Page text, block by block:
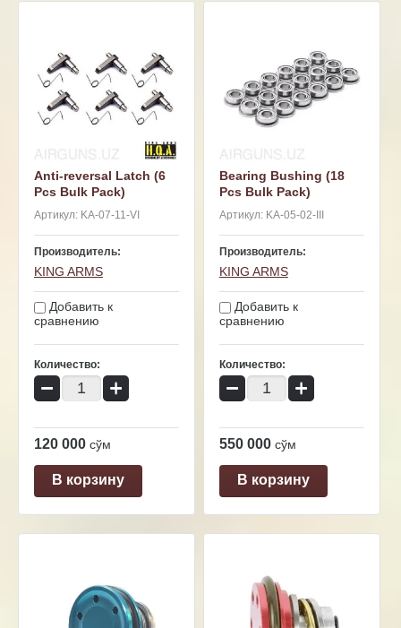
Anti-reversal Latch (6
Pcs Bulk Pack)
Артикул: KA-07-11-VI
Производитель:
KING ARMS
Добавить к
сравнению
Количество:
− +
120 000 сўм
В корзину
Bearing Bushing (18
Pcs Bulk Pack)
Артикул:KA-05-02-III
Производитель:
KING ARMS
Добавить к
сравнению
Количество:
− +
550 000 сўм
В корзину